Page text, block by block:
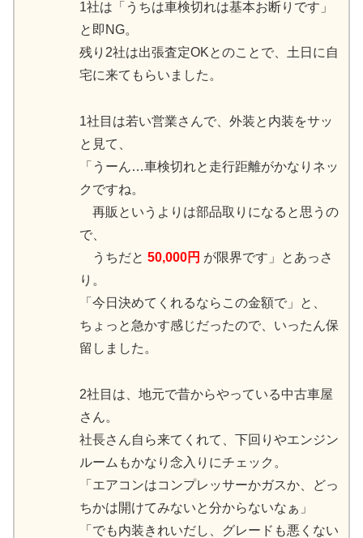
1社は「うちは車検切れは基本お断りです」
と即NG。
残り2社は出張査定OKとのことで、土日に自
宅に来てもらいました。
1社目は若い営業さんで、外装と内装をサッ
と見て、
「うーん…車検切れと走行距離がかなりネッ
クですね。
再販というよりは部品取りになると思うの
で、
うちだと 50,000円 が限界です」とあっさ
り。
「今日決めてくれるならこの金額で」と、
ちょっと急かす感じだったので、いったん保
留しました。
2社目は、地元で昔からやっている中古車屋
さん。
社長さん自ら来てくれて、下回りやエンジン
ルームもかなり念入りにチェック。
「エアコンはコンプレッサーかガスか、どっ
ちかは開けてみないと分からないなぁ」
「でも内装きれいだし、グレードも悪くない